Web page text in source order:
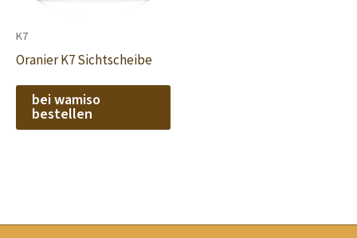
K7
Oranier K7 Sichtscheibe
bei wamiso
bestellen